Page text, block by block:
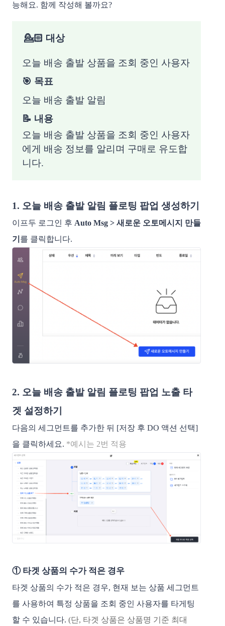
능해요. 함께 작성해 볼까요?
💁🏻 대상
오늘 배송 출발 상품을 조회 중인 사용자
🎯 목표
오늘 배송 출발 알림
📝 내용
오늘 배송 출발 상품을 조회 중인 사용자
에게 배송 정보를 알리며 구매로 유도합
니다.
1. 오늘 배송 출발 알림 플로팅 팝업 생성하기
이프두 로그인 후 Auto Msg > 새로운 오토메시지 만들
기 를 클릭합니다.
2. 오늘 배송 출발 알림 플로팅 팝업 노출 타
겟 설정하기
다음의 세그먼트를 추가한 뒤 [저장 후 DO 액션 선택]
을 클릭하세요. *예시는 2번 적용
① 타겟 상품의 수가 적은 경우
타겟 상품의 수가 적은 경우, 현재 보는 상품 세그먼트
를 사용하여 특정 상품을 조회 중인 사용자를 타게팅
할 수 있습니다. (단, 타겟 상품은 상품명 기준 최대